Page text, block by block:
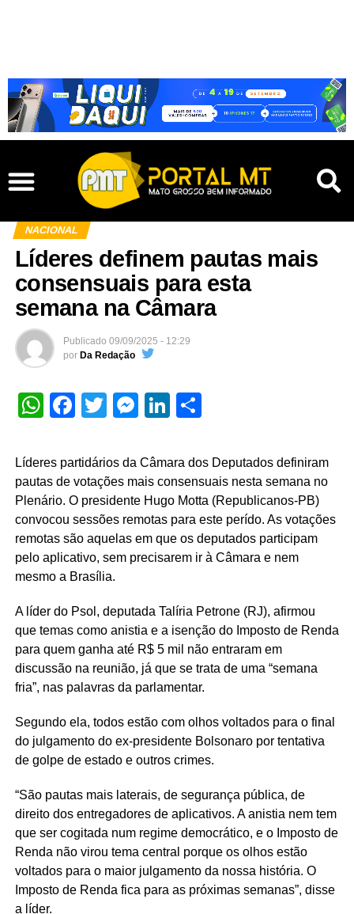
NACIONAL
Líderes definem pautas mais
consensuais para esta
semana na Câmara
Publicado 09/09/2025 - 12:29
por Da Redação
WhatsApp
Facebook
TwitterMessenger
LinkedIn
Líderes partidários da Câmara dos Deputados definiram
pautas de votações mais consensuais nesta semana no
Plenário. O presidente Hugo Motta (Republicanos-PB)
convocou sessões remotas para este perído. As votações
remotas são aquelas em que os deputados participam
pelo aplicativo, sem precisarem ir à Câmara e nem
mesmo a Brasília.
A líder do Psol, deputada Talíria Petrone (RJ), afirmou
que temas como anistia e a isenção do Imposto de Renda
para quem ganha até R$ 5 mil não entraram em
discussão na reunião, já que se trata de uma “semana
fria”, nas palavras da parlamentar.
Segundo ela, todos estão com olhos voltados para o final
do julgamento do ex-presidente Bolsonaro por tentativa
de golpe de estado e outros crimes.
“São pautas mais laterais, de segurança pública, de
direito dos entregadores de aplicativos. A anistia nem tem
que ser cogitada num regime democrático, e o Imposto de
Renda não virou tema central porque os olhos estão
voltados para o maior julgamento da nossa história. O
Imposto de Renda fica para as próximas semanas”, disse
a líder.